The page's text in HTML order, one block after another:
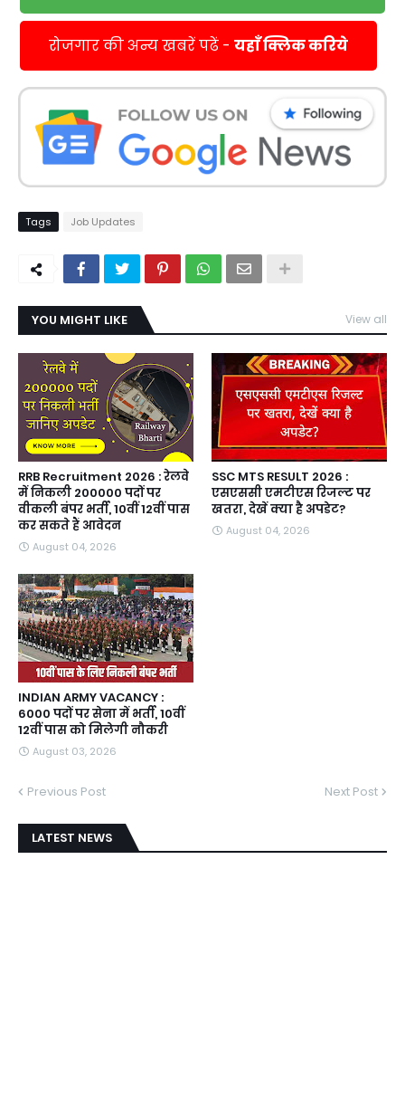
रोजगार की अन्य खबरें पढें - यहाँ क्लिक करिये
Tags Job Updates
YOU MIGHT LIKE View all
RRB Recruitment 2026 : रेलवे
में निकली 200000 पदों पर
वीकली बंपर भर्ती, 10वीं 12वीं पास
कर सकते हैं आवेदन
August 04, 2026
SSC MTS RESULT 2026 :
एसएससी एमटीएस रिजल्ट पर
खतरा, देखें क्या है अपडेट?
August 04, 2026
INDIAN ARMY VACANCY :
6000 पदों पर सेना में भर्ती, 10वीं
12वीं पास को मिलेगी नौकरी
August 03, 2026
Previous Post Next Post
LATEST NEWS